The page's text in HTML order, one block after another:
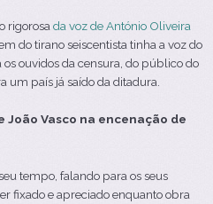
rigorosada voz de António Oliveira
do tirano seiscentista tinha a voz do
ouvidos da censura, do público do
um país já saído da ditadura.
João Vasco na encenação de
tempo, falando para os seus
fixado e apreciado enquanto obra